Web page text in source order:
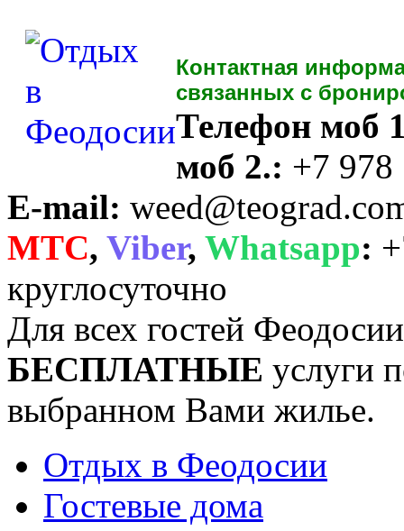
Контактная
связанных с
Телефон моб
моб 2.: +7 978
E-mail:
MTC, Viber, Whatsapp:
круглосуточно
Для всех гостей
БЕСПЛАТНЫЕ услуги
выбранном Вами жилье.
Отдых в Феодосии
Гостевые дома